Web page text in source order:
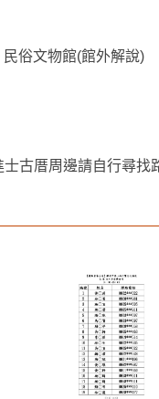
俗文物館(館外解說)
古厝周邊請自行尋找